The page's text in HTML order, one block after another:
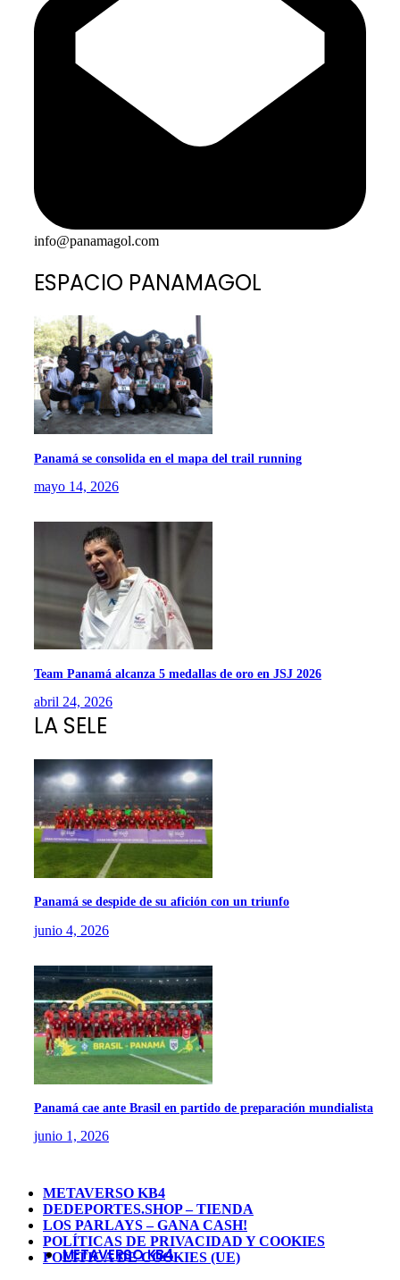
info@panamagol.com
ESPACIO PANAMAGOL
Panamá se consolida en el mapa del trail running
mayo 14, 2026
Team Panamá alcanza 5 medallas de oro en JSJ 2026
abril 24, 2026
LA SELE
Panamá se despide de su afición con un triunfo
junio 4, 2026
Panamá cae ante Brasil en partido de preparación mundialista
junio 1, 2026
METAVERSO KB4
DEDEPORTES.SHOP – TIENDA
LOS PARLAYS – GANA CASH!
POLÍTICAS DE PRIVACIDAD Y COOKIES
POLÍTICA DE COOKIES (UE)
METAVERSO KB4